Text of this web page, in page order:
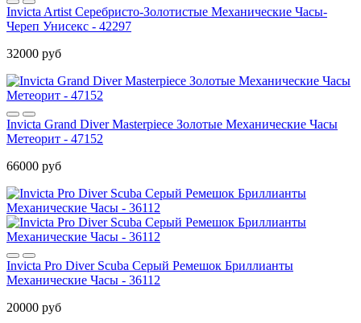
Invicta Artist Серебристо-Золотистые Механические Часы-
Череп Унисекс - 42297
32000 руб
Invicta Grand Diver Masterpiece Золотые Механические Часы
Метеорит - 47152
66000 руб
Invicta Pro Diver Scuba Серый Ремешок Бриллианты
Механические Часы - 36112
20000 руб